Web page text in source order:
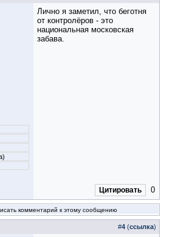
Лично я заметил, что беготня
от контролёров - это
национальная московская
забава.
Цитировать 0
комментарий к этому сообщению
#4 (ссылка)